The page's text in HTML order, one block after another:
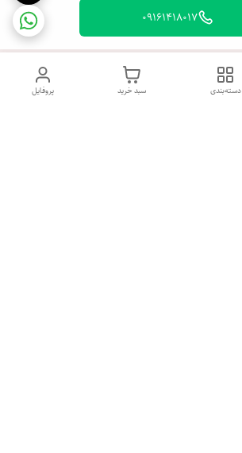
09161418017
پروفایل سبد خرید دسته‌بندی